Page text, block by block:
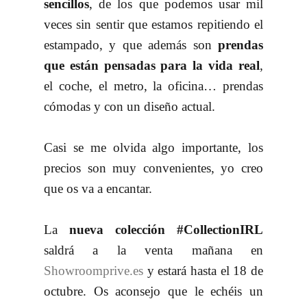
sencillos, de los que podemos usar mil
veces sin sentir que estamos repitiendo el
estampado, y que además son prendas
que están pensadas para la vida real,
el coche, el metro, la oficina… prendas
cómodas y con un diseño actual.
Casi se me olvida algo importante, los
precios son muy convenientes, yo creo
que os va a encantar.
La nueva colección #CollectionIRL
saldrá a la venta mañana en
Showroomprive.es y estará hasta el 18 de
octubre. Os aconsejo que le echéis un